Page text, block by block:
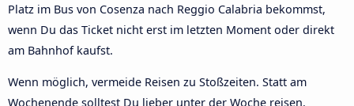
Platz im Bus von Cosenza nach Reggio Calabria bekommst,
wenn Du das Ticket nicht erst im letzten Moment oder direkt
am Bahnhof kaufst.
Wenn möglich, vermeide Reisen zu Stoßzeiten. Statt am
Wochenende solltest Du lieber unter der Woche reisen.